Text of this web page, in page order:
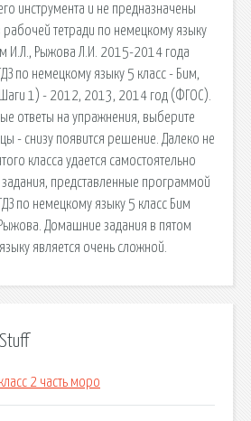
инструмента и не предназначены
рабочей тетради по немецкому языку
И.Л., Рыжова Л.И. 2015-2014 года
по немецкому языку 5 класс - Бим,
1) - 2012, 2013, 2014 год (ФГОС).
ответы на упражнения, выберите
- снизу появится решение. Далеко не
класса удается самостоятельно
представленные программой
по немецкому языку 5 класс Бим
Домашние задания в пятом
является очень сложной.
2 часть моро